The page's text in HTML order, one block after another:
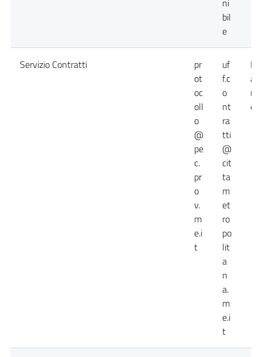
ni
bil
e
Servizio Contratti
pr
ot
oc
oll
o
@
pe
c.
pr
o
v.
m
e.i
t
uf
f.c
o
nt
ra
tti
@
cit
ta
m
et
ro
po
lit
a
n
a.
m
e.i
t